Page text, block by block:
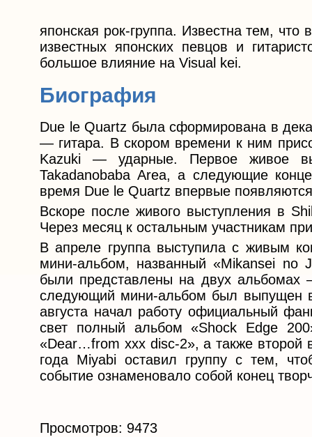
японская рок-группа. Известна тем,
известных японских певцов и
большое влияние на Visual kei.
Биография
Due le Quartz была сформирована в
— гитара. В скором времени к ним
Kazuki — ударные. Первое живое
Takadanobaba Area, а следующие
время Due le Quartz впервые
Вскоре после живого выступления в
Через месяц к остальным участникам
В апреле группа выступила с живым
мини-альбом, названный «Mikansei no
были представлены на двух
следующий мини-альбом был выпущен
августа начал работу официальный
свет полный альбом «Shock Edge
«Dear…from xxx disc-2», а также второй
года Miyabi оставил группу с тем,
событие ознаменовало собой конец
Просмотров: 9473